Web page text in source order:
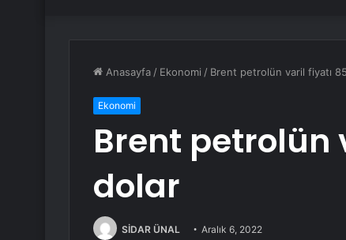
Anasayfa / Ekonomi / Brent petrolün varil fiyatı
Ekonomi
Brent petrolün
dolar
SİDAR ÜNAL Aralık 6, 2022